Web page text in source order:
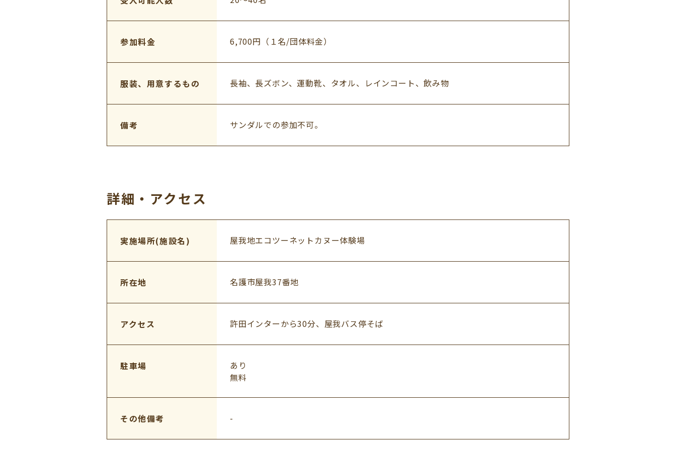
参加料金 6,700円（１名/団体料金）
服装、用意するもの 長袖、長ズボン、運動靴、タオル、レインコート、飲み物
備考 サンダルでの参加不可。
詳細・アクセス
実施場所(施設名) 屋我地エコツーネットカヌー体験場
所在地 名護市屋我37番地
アクセス 許田インターから30分、屋我バス停そば
駐車場
あり
無料
その他備考 -